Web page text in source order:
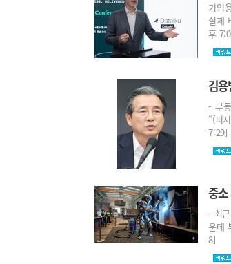
기업
실제
후
김
- 부
“(피
7:29]
중소
- 최
운데
8]